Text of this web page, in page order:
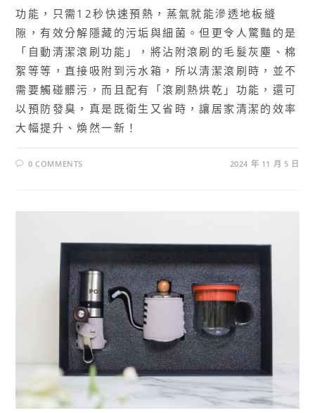
功能，只需12秒快速預熱，蒸氣就能滲透地板縫
隙，有效分解隱藏的污垢與細菌。但更令人驚豔的是
「自動清潔滾刷功能」，將沾附滾刷的毛髮灰塵、棉
絮等等，直接吸附到污水箱，所以清潔滾刷時，並不
需要觸碰髒污，而且配有「滾刷熱烘乾」功能，還可
以預防發臭，真是既衛生又省時，讓居家清潔的效率
大幅提升、煥然一新！
0 COMMENTS 2024 年 11 月 5 日